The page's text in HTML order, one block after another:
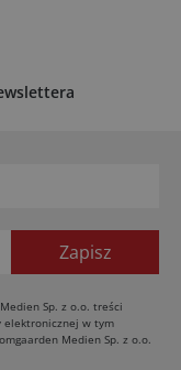
rentowność
w recesji
Sp. z o.o. treści
elektronicznej w tym
Medien Sp. z o.o.